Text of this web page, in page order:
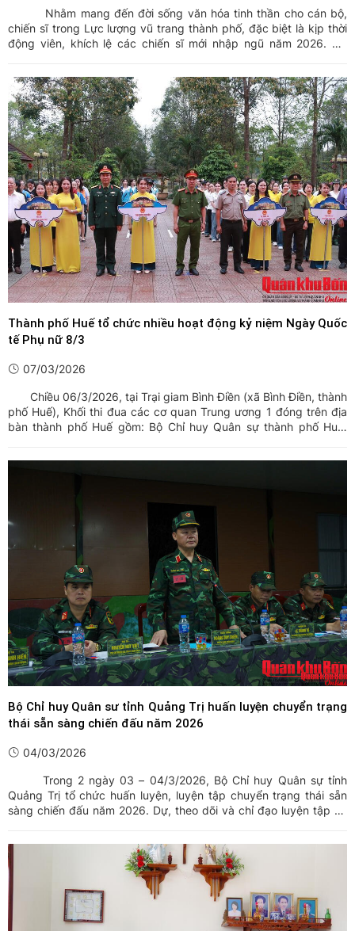
Nhằm mang đến đời sống văn hóa tinh thần cho cán bộ,
chiến sĩ trong Lực lượng vũ trang thành phố, đặc biệt là kịp thời
động viên, khích lệ các chiến sĩ mới nhập ngũ năm 2026. Tối
Thành phố Huế tổ chức nhiều hoạt động kỷ niệm Ngày Quốc
tế Phụ nữ 8/3
07/03/2026
Chiều 06/3/2026, tại Trại giam Bình Điền (xã Bình Điền, thành
phố Huế), Khối thi đua các cơ quan Trung ương 1 đóng trên địa
bàn thành phố Huế gồm: Bộ Chỉ huy Quân sự thành phố Huế,
Bộ Chỉ huy Quân sư tỉnh Quảng Trị huấn luyện chuyển trạng
thái sẵn sàng chiến đấu năm 2026
04/03/2026
Trong 2 ngày 03 – 04/3/2026, Bộ Chỉ huy Quân sự tỉnh
Quảng Trị tổ chức huấn luyện, luyện tập chuyển trạng thái sẵn
sàng chiến đấu năm 2026. Dự, theo dõi và chỉ đạo luyện tập có